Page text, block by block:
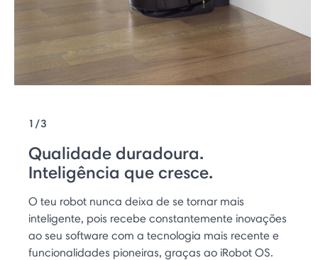
1/3
Qualidade duradoura.
Inteligência que cresce.
O teu robot nunca deixa de se tornar mais
inteligente, pois recebe constantemente inovações
ao seu software com a tecnologia mais recente e
funcionalidades pioneiras, graças ao iRobot OS.